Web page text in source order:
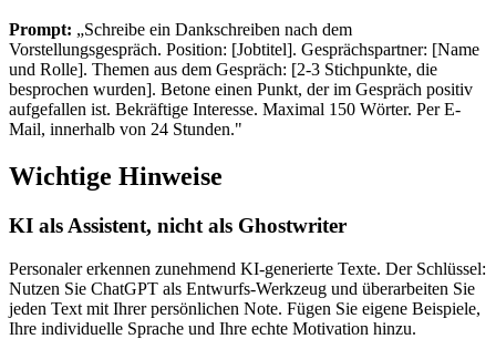
Prompt: „Schreibe ein Dankschreiben nach dem
Vorstellungsgespräch. Position: [Jobtitel]. Gesprächspartner: [Name
und Rolle]. Themen aus dem Gespräch: [2-3 Stichpunkte, die
besprochen wurden]. Betone einen Punkt, der im Gespräch positiv
aufgefallen ist. Bekräftige Interesse. Maximal 150 Wörter. Per E-
Mail, innerhalb von 24 Stunden."
Wichtige Hinweise
KI als Assistent, nicht als Ghostwriter
Personaler erkennen zunehmend KI-generierte Texte. Der Schlüssel:
Nutzen Sie ChatGPT als Entwurfs-Werkzeug und überarbeiten Sie
jeden Text mit Ihrer persönlichen Note. Fügen Sie eigene Beispiele,
Ihre individuelle Sprache und Ihre echte Motivation hinzu.